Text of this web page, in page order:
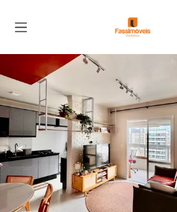
Página inicial
<